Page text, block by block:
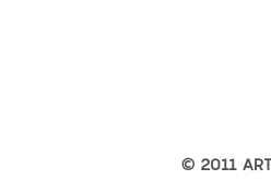
© 2011